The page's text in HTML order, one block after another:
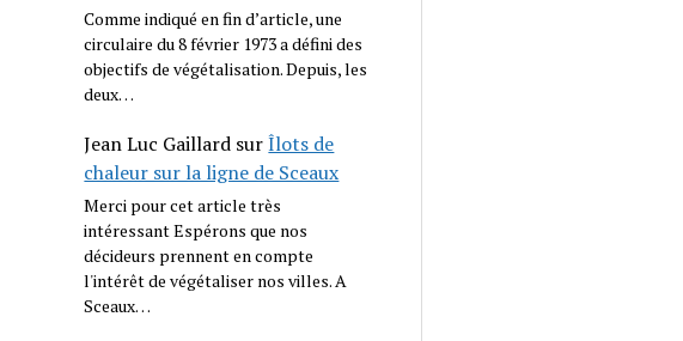
Comme indiqué en fin d’article, une
circulaire du 8 février 1973 a défini des
objectifs de végétalisation. Depuis, les
deux…
Jean Luc Gaillard surÎlots de
chaleur sur la ligne de Sceaux
Merci pour cet article très
intéressant Espérons que nos
décideurs prennent en compte
l'intérêt de végétaliser nos villes. A
Sceaux…